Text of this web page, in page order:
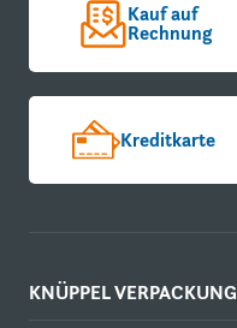
Kauf auf
Rechnung
Kreditkarte
KNÜPPEL VERPACKUNG